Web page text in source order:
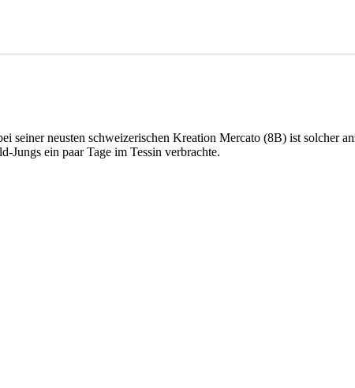
neusten schweizerischen Kreation Mercato (8B) ist solcher
Jungs ein paar Tage im Tessin verbrachte.